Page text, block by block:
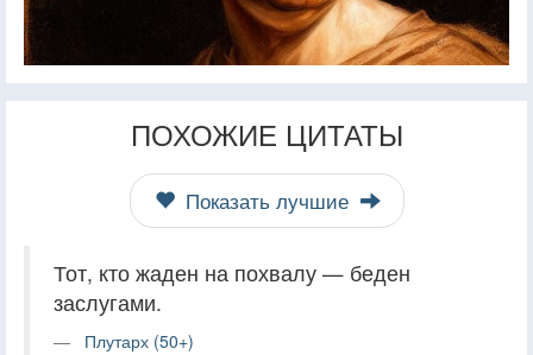
ПОХОЖИЕ ЦИТАТЫ
Показать лучшие
Тот, кто жаден на похвалу — беден
заслугами.
Плутарх (50+)